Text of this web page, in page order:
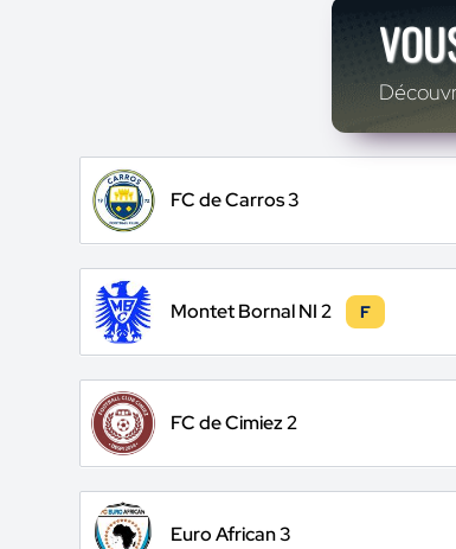
FC de Carros 3
Montet Bornal NI 2 F
FC de Cimiez 2
Euro African 3